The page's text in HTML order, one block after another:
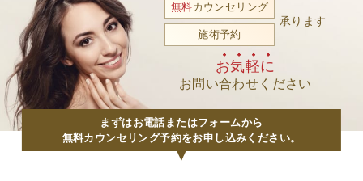
無料カウンセリング
施術予約
承ります
お気軽に
お問い合わせください
まずはお電話またはフォームから
無料カウンセリング予約をお申し込みください。